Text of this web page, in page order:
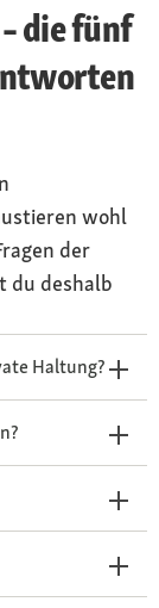
die fünf
wohl
der
du deshalb
Haltung?